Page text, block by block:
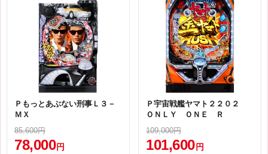
Ｐもっとあぶない刑事Ｌ３－
ＭＸ
85,600円
78,000 円
Ｐ宇宙戦艦ヤマト２２０２
ＯＮＬＹ ＯＮＥ Ｒ
109,000円
101,600 円